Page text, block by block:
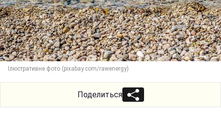
Ілюстративне фото (pixabay.com/rawenergy)
Поделиться